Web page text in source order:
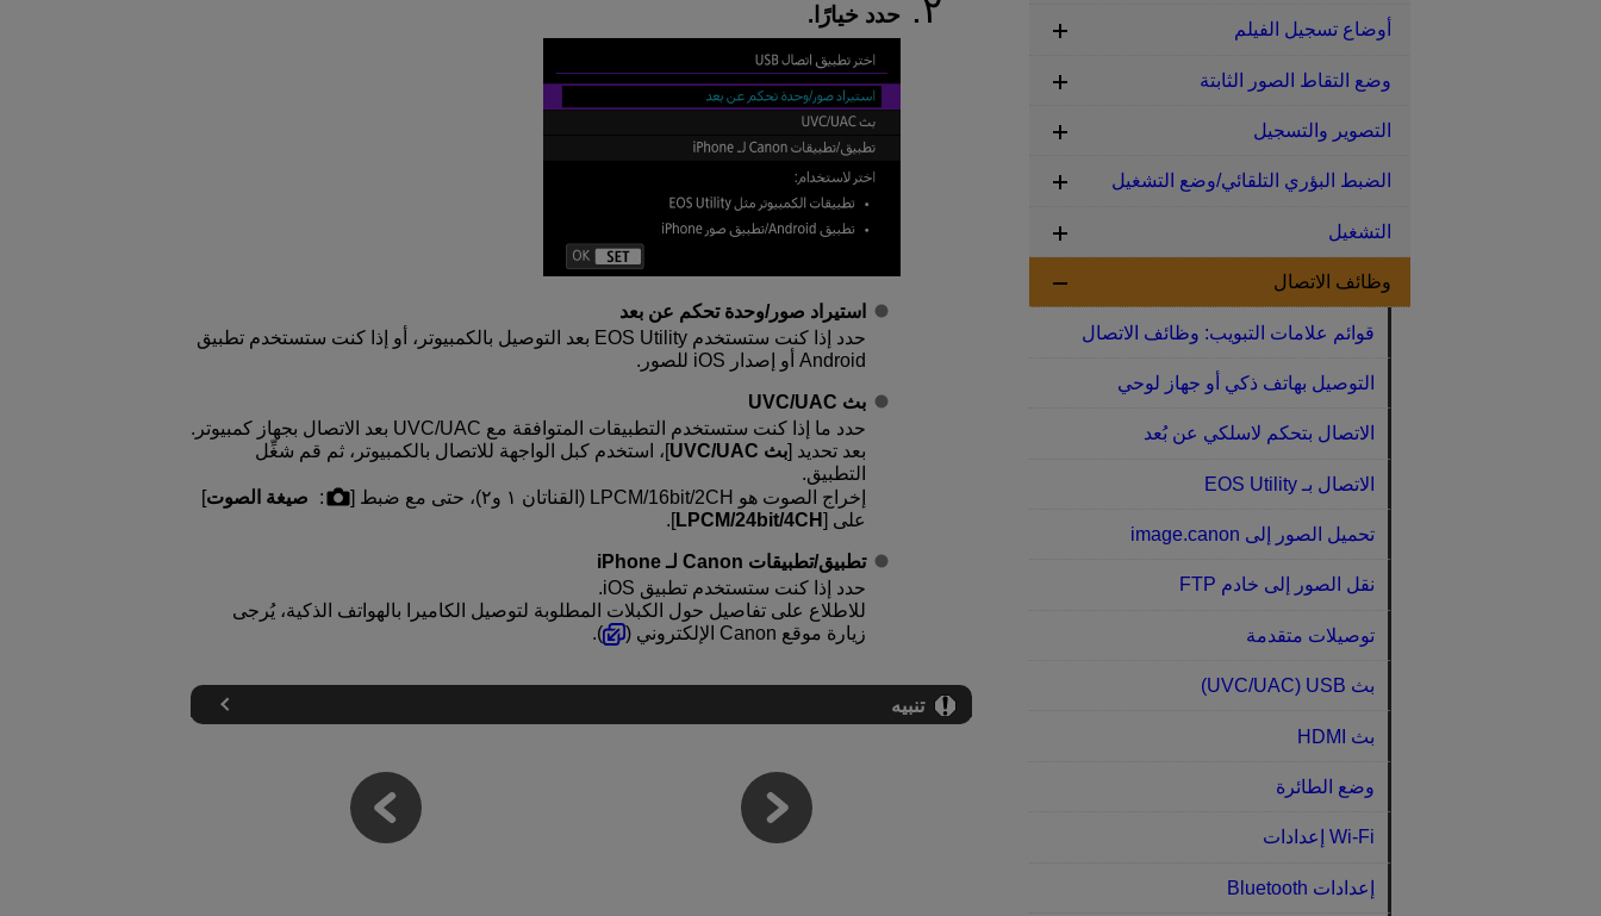
حدد خيارًا.
استيراد صور/وحدة تحكم عن بعد
حدد إذا كنت ستستخدم EOS Utility بعد التوصيل بالكمبيوتر، أو إذا كنت ستستخدم تطبيق
Android أو إصدار iOS للصور.
‏بث UVC/UAC
حدد ما إذا كنت ستستخدم التطبيقات المتوافقة مع UVC/UAC بعد الاتصال بجهاز كمبيوتر.
بعد تحديد [‏بث UVC/UAC
]، استخدم كبل الواجهة للاتصال بالكمبيوتر، ثم قم شغِّل
التطبيق.
إخراج الصوت هو LPCM/16bit/2CH (القناتان ١ و٢)، حتى مع ضبط [
: صيغة الصوت]
على [LPCM/24bit/4CH
].
تطبيق/تطبيقات Canon لـ iPhone
حدد إذا كنت ستستخدم تطبيق iOS.
للاطلاع على تفاصيل حول الكبلات المطلوبة لتوصيل الكاميرا بالهواتف الذكية، يُرجى
زيارة موقع Canon الإلكتروني (
).
تنبيه
أوضاع تسجيل الفيلم
وضع التقاط الصور الثابتة
التصوير والتسجيل
الضبط البؤري التلقائي/وضع التشغيل
التشغيل
وظائف الاتصال
قوائم علامات التبويب: وظائف الاتصال
التوصيل بهاتف ذكي أو جهاز لوحي
الاتصال بتحكم لاسلكي عن بُعد
الاتصال بـ EOS Utility‏
تحميل الصور إلى image.canon‏
نقل الصور إلى خادم FTP‏
توصيلات متقدمة
بث‏ USB ‏(UVC/UAC)‏
بث HDMI‏
وضع الطائرة
Wi-Fi إعدادات
إعدادات Bluetooth‏